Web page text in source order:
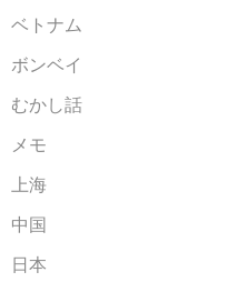
ベトナム
ボンベイ
むかし話
メモ
上海
中国
日本